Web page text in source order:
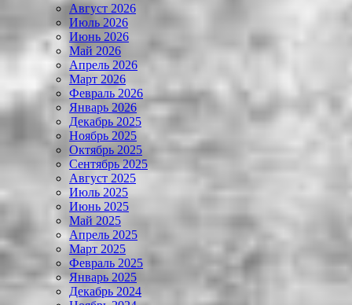
Август 2026
Июль 2026
Июнь 2026
Май 2026
Апрель 2026
Март 2026
Февраль 2026
Январь 2026
Декабрь 2025
Ноябрь 2025
Октябрь 2025
Сентябрь 2025
Август 2025
Июль 2025
Июнь 2025
Май 2025
Апрель 2025
Март 2025
Февраль 2025
Январь 2025
Декабрь 2024